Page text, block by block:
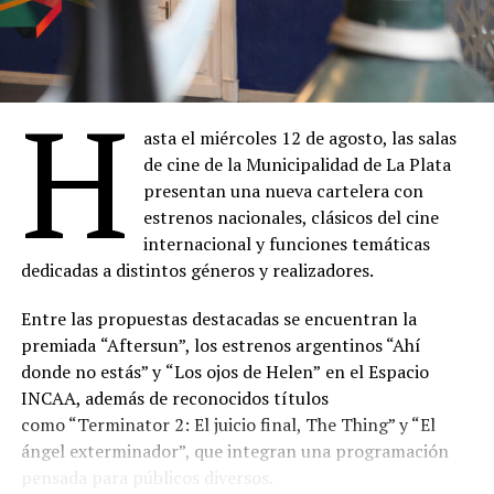
H
asta el miércoles 12 de agosto, las salas
de cine de la Municipalidad de La Plata
presentan una nueva cartelera con
estrenos nacionales, clásicos del cine
internacional y funciones temáticas
dedicadas a distintos géneros y realizadores.
Entre las propuestas destacadas se encuentran la
premiada “Aftersun”, los estrenos argentinos “Ahí
donde no estás” y “Los ojos de Helen” en el Espacio
INCAA, además de reconocidos títulos
como “Terminator 2: El juicio final, The Thing” y “El
ángel exterminador”, que integran una programación
pensada para públicos diversos.